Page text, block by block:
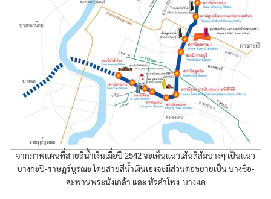
จากภาพแผนที่สายสีน้ำเงินเมื่อปี 2542 จะเห็นแนวเส้นสีส้มบางๆ เป็นแนว
บางกะปิ-ราษฎร์บูรณะ โดยสายสีน้ำเงินเองจะมีส่วนต่อขยายเป็น บางซื่อ-
สะพานพระนั่งเกล้า และ หัวลำโพง-บางแค